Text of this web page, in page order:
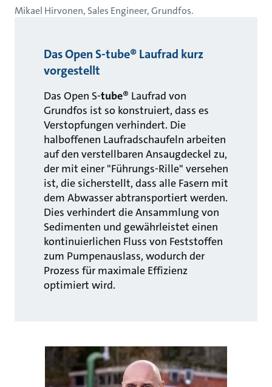
Mikael Hirvonen, Sales Engineer, Grundfos.
Das Open S-tube® Laufrad kurz
vorgestellt
Das Open S-tube® Laufrad von
Grundfos ist so konstruiert, dass es
Verstopfungen verhindert. Die
halboffenen Laufradschaufeln arbeiten
auf den verstellbaren Ansaugdeckel zu,
der mit einer "Führungs-Rille" versehen
ist, die sicherstellt, dass alle Fasern mit
dem Abwasser abtransportiert werden.
Dies verhindert die Ansammlung von
Sedimenten und gewährleistet einen
kontinuierlichen Fluss von Feststoffen
zum Pumpenauslass, wodurch der
Prozess für maximale Effizienz
optimiert wird.